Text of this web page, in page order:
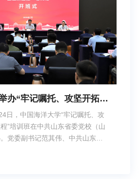
要抓手。学校将持续发挥学科优
向推动资源深度融合，打造高质
高地。2024年12月，学校与山东
办“牢记嘱托、攻坚开拓，
训班
日，中国海洋大学“牢记嘱托、攻
”培训班在中共山东省委党校（山
党委副书记范其伟、中共山东省
院）合作交流处处长王颖出席培